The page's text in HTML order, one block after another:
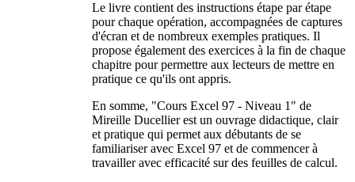
Le livre contient des instructions étape par étape
pour chaque opération, accompagnées de captures
d'écran et de nombreux exemples pratiques. Il
propose également des exercices à la fin de chaque
chapitre pour permettre aux lecteurs de mettre en
pratique ce qu'ils ont appris.
En somme, "Cours Excel 97 - Niveau 1" de
Mireille Ducellier est un ouvrage didactique, clair
et pratique qui permet aux débutants de se
familiariser avec Excel 97 et de commencer à
travailler avec efficacité sur des feuilles de calcul.